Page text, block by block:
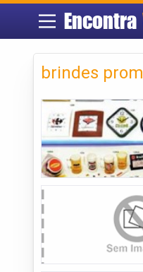
Encontra
brindes